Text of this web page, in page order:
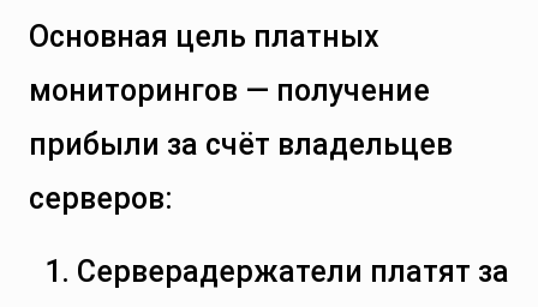
Основная цель платных
мониторингов — получение
прибыли за счёт владельцев
серверов:
Серверадержатели платят за